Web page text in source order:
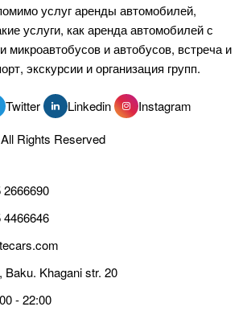
услуг аренды автомобилей,
услуги, как аренда автомобилей с
микроавтобусов и автобусов, встреча и
экскурсии и организация групп.
Twitter Linkedin
Instagram
Rights Reserved
2666690
4466646
Khagani str. 20
- 22:00